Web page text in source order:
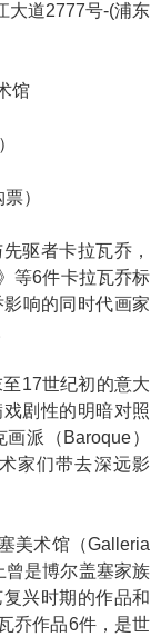
道2777号-(浦东
馆
）
驱者卡拉瓦乔，
等6件卡拉瓦乔标
响的同时代画家
17世纪初的意大
剧性的明暗对照
派（Baroque）
家们带去深远影
美术馆（Galleria
曾是博尔盖塞家族
兴时期的作品和
乔作品6件，是世